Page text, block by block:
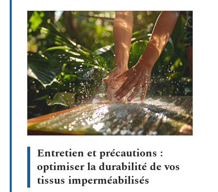
Entretien et précautions :
optimiser la durabilité de vos
tissus imperméabilisés